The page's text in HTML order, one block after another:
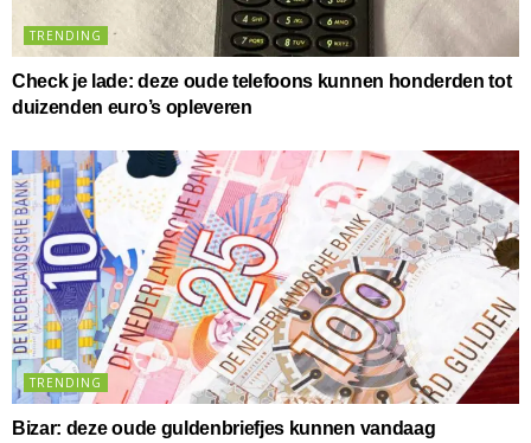
TRENDING
Check je lade: deze oude telefoons kunnen honderden tot
duizenden euro’s opleveren
TRENDING
Bizar: deze oude guldenbriefjes kunnen vandaag